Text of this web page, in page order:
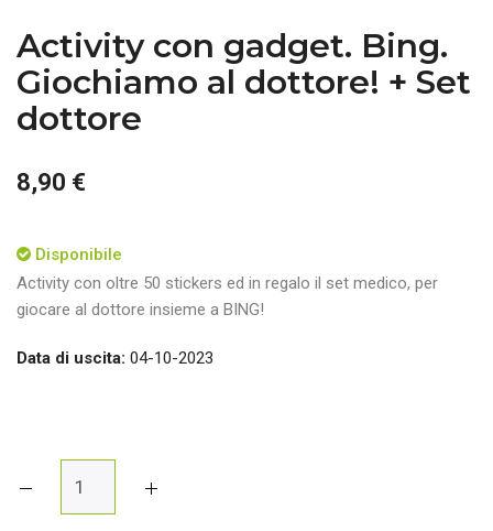
Activity con gadget. Bing.
Giochiamo al dottore! + Set
dottore
8,90 €
Disponibile
Activity con oltre 50 stickers ed in regalo il set medico, per
giocare al dottore insieme a BING!
Data di uscita: 04-10-2023